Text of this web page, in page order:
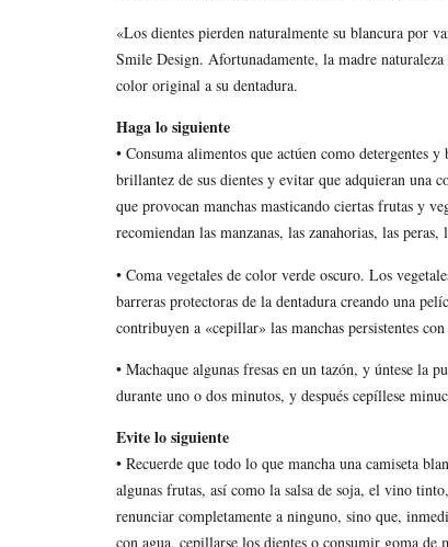
«Los dientes pierden naturalmente su blancura por
Smile Design. Afortunadamente, la madre
color original a su dentadura.
Haga lo siguiente
• Consuma alimentos que actúen como detergentes
brillantez de sus dientes y evitar que adquieran una
que provocan manchas masticando ciertas frutas y
recomiendan las manzanas, las zanahorias, las
• Coma vegetales de color verde oscuro. Los
barreras protectoras de la dentadura creando una
contribuyen a «cepillar» las manchas persistentes
• Machaque algunas fresas en un tazón, y úntese la
durante uno o dos minutos, y después cepíllese
Evite lo siguiente
• Recuerde que todo lo que mancha una camiseta
algunas frutas, así como la salsa de soja, el vino
renunciar completamente a ninguno, sino que,
con agua, cepillarse los dientes o consumir goma de